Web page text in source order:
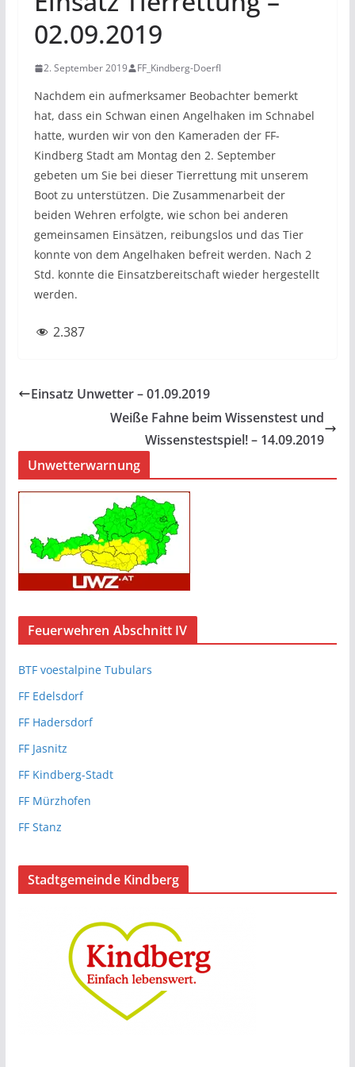
02.09.2019
2. September 2019 FF_Kindberg-Doerfl
Nachdem ein aufmerksamer Beobachter bemerkt
hat, dass ein Schwan einen Angelhaken im Schnabel
hatte, wurden wir von den Kameraden der FF-
Kindberg Stadt am Montag den 2. September
gebeten um Sie bei dieser Tierrettung mit unserem
Boot zu unterstützen. Die Zusammenarbeit der
beiden Wehren erfolgte, wie schon bei anderen
gemeinsamen Einsätzen, reibungslos und das Tier
konnte von dem Angelhaken befreit werden. Nach 2
Std. konnte die Einsatzbereitschaft wieder hergestellt
werden.
2.387
Einsatz Unwetter – 01.09.2019
Weiße Fahne beim Wissenstest und
Wissenstestspiel! – 14.09.2019
Unwetterwarnung
Feuerwehren Abschnitt IV
BTF voestalpine Tubulars
FF Edelsdorf
FF Hadersdorf
FF Jasnitz
FF Kindberg-Stadt
FF Mürzhofen
FF Stanz
Stadtgemeinde Kindberg